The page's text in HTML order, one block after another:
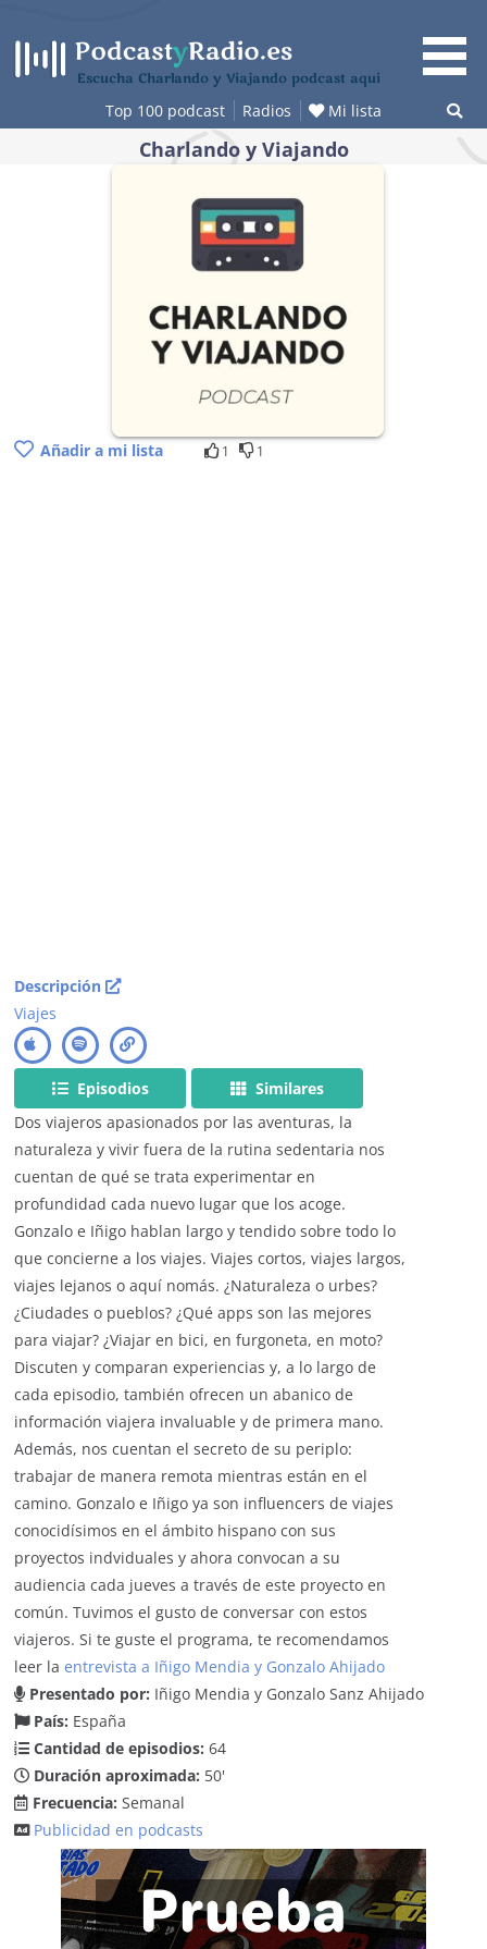
contenido
Escucha Charlando y Viajando podcast aquí
Top 100 podcast Radios Mi lista
Charlando y Viajando
Añadir a mi lista 1 1
Descripción
Viajes
Episodios
Similares
Dos viajeros apasionados por las aventuras, la
naturaleza y vivir fuera de la rutina sedentaria nos
cuentan de qué se trata experimentar en
profundidad cada nuevo lugar que los acoge.
Gonzalo e Iñigo hablan largo y tendido sobre todo lo
que concierne a los viajes. Viajes cortos, viajes largos,
viajes lejanos o aquí nomás. ¿Naturaleza o urbes?
¿Ciudades o pueblos? ¿Qué apps son las mejores
para viajar? ¿Viajar en bici, en furgoneta, en moto?
Discuten y comparan experiencias y, a lo largo de
cada episodio, también ofrecen un abanico de
información viajera invaluable y de primera mano.
Además, nos cuentan el secreto de su periplo:
trabajar de manera remota mientras están en el
camino. Gonzalo e Iñigo ya son influencers de viajes
conocidísimos en el ámbito hispano con sus
proyectos indviduales y ahora convocan a su
audiencia cada jueves a través de este proyecto en
común. Tuvimos el gusto de conversar con estos
viajeros. Si te guste el programa, te recomendamos
leer laentrevista a Iñigo Mendia y Gonzalo Ahijado
Presentado por: Iñigo Mendia y Gonzalo Sanz Ahijado
País: España
Cantidad de episodios: 64
Duración aproximada: 50'
Frecuencia: Semanal
Publicidad en podcasts